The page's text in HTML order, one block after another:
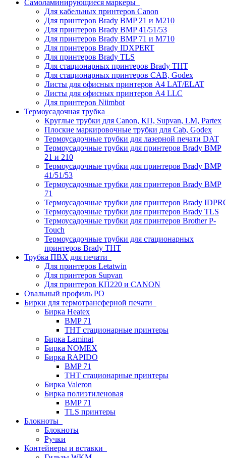
Самоламинирующиеся маркеры
Для кабельных принтеров Canon
Для принтеров Brady BMP 21 и M210
Для принтеров Brady BMP 41/51/53
Для принтеров Brady BMP 71 и M710
Для принтеров Brady IDXPERT
Для принтеров Brady TLS
Для стационарных принтеров Brady THT
Для стационарных принтеров CAB, Godex
Листы для офисных принтеров А4 LAT/ELAT
Листы для офисных принтеров А4 LLC
Для принтеров Niimbot
Термоусадочная трубка
Круглые трубки для Canon, КП, Supvan, LM, Partex
Плоские маркировочные трубки для Cab, Godex
Термоусадочные трубки для лазерной печати DAT
Термоусадочные трубки для принтеров Brady BMP
21 и 210
Термоусадочные трубки для принтеров Brady BMP
41/51/53
Термоусадочные трубки для принтеров Brady BMP
71
Термоусадочные трубки для принтеров Brady
Термоусадочные трубки для принтеров Brady TLS
Термоусадочные трубки для принтеров Brother P-
Touch
Термоусадочные трубки для стационарных
принтеров Brady THT
Трубка ПВХ для печати
Для принтеров Letatwin
Для принтеров Supvan
Для принтеров КП220 и CANON
Овальный профиль PO
Бирки для термотрансферной печати
Бирка Heatex
BMP 71
THT стационарные принтеры
Бирка Laminat
Бирка NOMEX
Бирка RAPIDO
BMP 71
THT стационарные принтеры
Бирка Valeron
Бирка полиэтиленовая
BMP 71
TLS принтеры
Блокноты
Блокноты
Ручки
Контейнеры и вставки